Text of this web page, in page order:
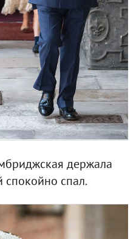
держала
спокойно спал.